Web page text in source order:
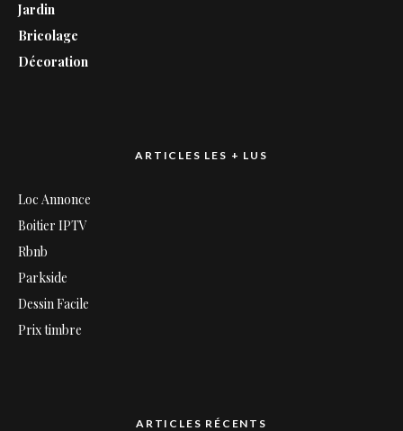
Jardin
Bricolage
Décoration
ARTICLES LES + LUS
Loc Annonce
Boitier IPTV
Rbnb
Parkside
Dessin Facile
Prix timbre
ARTICLES RÉCENTS